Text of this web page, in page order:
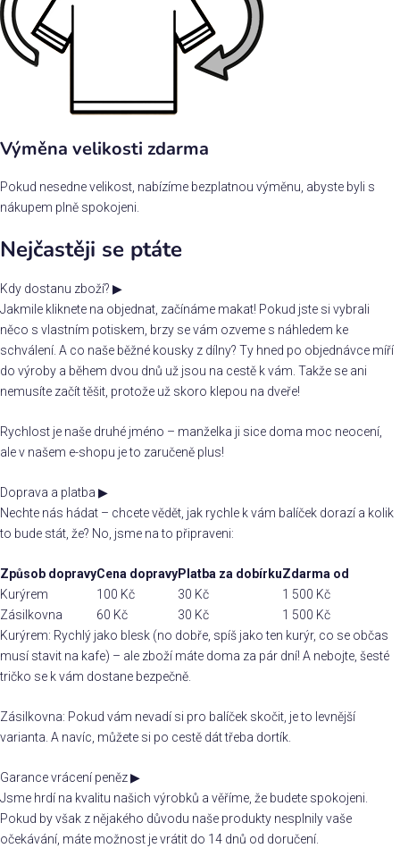
Výměna velikosti zdarma
Pokud nesedne velikost, nabízíme bezplatnou výměnu, abyste byli s
nákupem plně spokojeni.
Nejčastěji se ptáte
Kdy dostanu zboží? ▶
Jakmile kliknete na objednat, začínáme makat! Pokud jste si vybrali
něco s vlastním potiskem, brzy se vám ozveme s náhledem ke
schválení. A co naše běžné kousky z dílny? Ty hned po objednávce míří
do výroby a během dvou dnů už jsou na cestě k vám. Takže se ani
nemusíte začít těšit, protože už skoro klepou na dveře!
Rychlost je naše druhé jméno – manželka ji sice doma moc neocení,
ale v našem e-shopu je to zaručeně plus!
Doprava a platba ▶
Nechte nás hádat – chcete vědět, jak rychle k vám balíček dorazí a kolik
to bude stát, že? No, jsme na to připraveni:
Způsob dopravyCena dopravyPlatba za dobírkuZdarma od
Kurýrem
100 Kč 30 Kč
1 500 Kč
Zásilkovna
60 Kč 30 Kč
1 500 Kč
Kurýrem: Rychlý jako blesk (no dobře, spíš jako ten kurýr, co se občas
musí stavit na kafe) – ale zboží máte doma za pár dní! A nebojte, šesté
tričko se k vám dostane bezpečně.
Zásilkovna: Pokud vám nevadí si pro balíček skočit, je to levnější
varianta. A navíc, můžete si po cestě dát třeba dortík.
Garance vrácení peněz▶
Jsme hrdí na kvalitu našich výrobků a věříme, že budete spokojeni.
Pokud by však z nějakého důvodu naše produkty nesplnily vaše
očekávání, máte možnost je vrátit do 14 dnů od doručení.